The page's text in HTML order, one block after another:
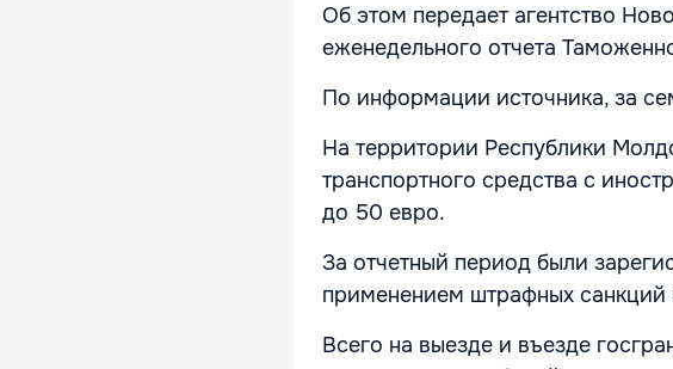
Об этом передает агентство
еженедельного отчета
По информации источника, за
На территории Республики
транспортного средства с
до 50 евро.
За отчетный период были
применением штрафных
Всего на выезде и въезде